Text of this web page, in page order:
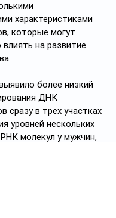
характеристиками
которые могут
на развитие
более низкий
ДНК
сразу в трех участках
уровней нескольких
молекул у мужчин,